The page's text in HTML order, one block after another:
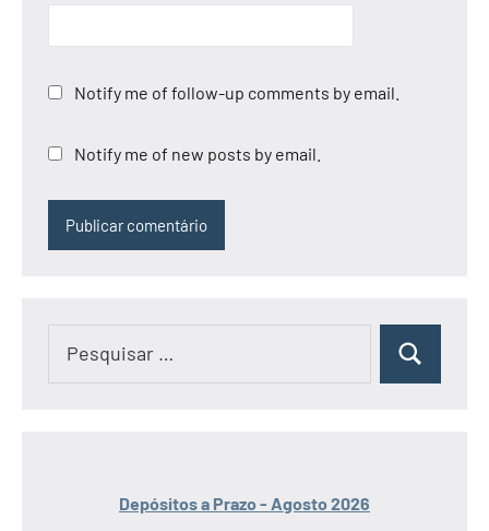
Notify me of follow-up comments by email.
Notify me of new posts by email.
Pesquisar
Depósitos a Prazo - Agosto 2026